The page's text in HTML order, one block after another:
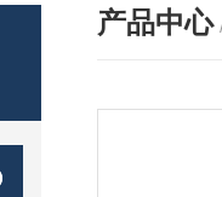
产品中心